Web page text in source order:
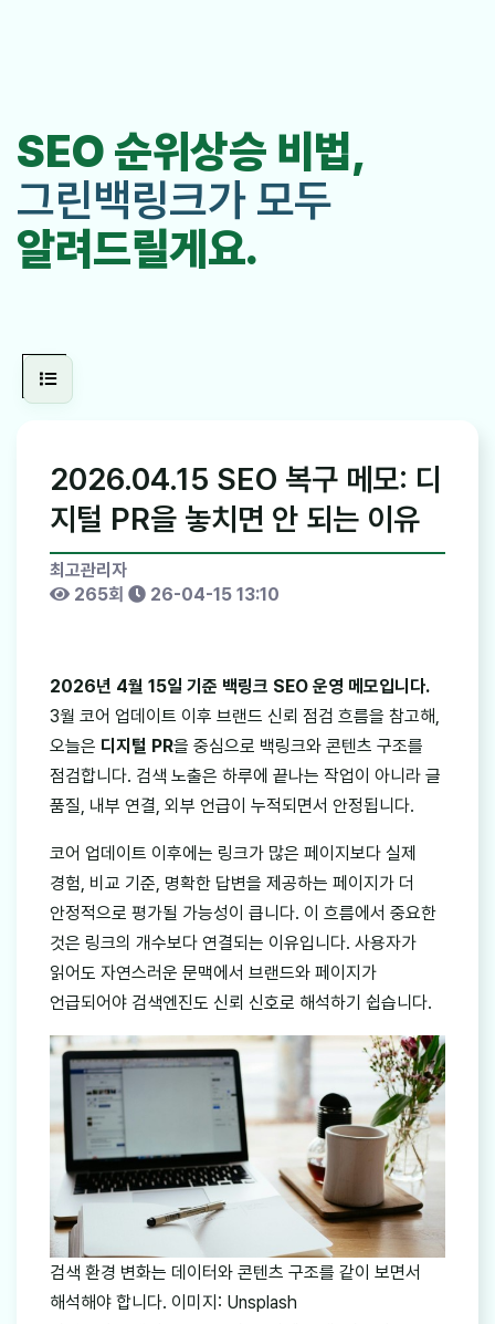
SEO 순위상승 비법,
그린백링크가 모두
알려드릴게요.
2026.04.15 SEO 복구 메모: 디
지털 PR을 놓치면 안 되는 이유
최고관리자
265회
26-04-15 13:10
2026년 4월 15일 기준 백링크 SEO 운영 메모입니다.
3월 코어 업데이트 이후 브랜드 신뢰 점검 흐름을 참고해,
오늘은 디지털 PR을 중심으로 백링크와 콘텐츠 구조를
점검합니다. 검색 노출은 하루에 끝나는 작업이 아니라 글
품질, 내부 연결, 외부 언급이 누적되면서 안정됩니다.
코어 업데이트 이후에는 링크가 많은 페이지보다 실제
경험, 비교 기준, 명확한 답변을 제공하는 페이지가 더
안정적으로 평가될 가능성이 큽니다. 이 흐름에서 중요한
것은 링크의 개수보다 연결되는 이유입니다. 사용자가
읽어도 자연스러운 문맥에서 브랜드와 페이지가
언급되어야 검색엔진도 신뢰 신호로 해석하기 쉽습니다.
검색 환경 변화는 데이터와 콘텐츠 구조를 같이 보면서
해석해야 합니다. 이미지: Unsplash